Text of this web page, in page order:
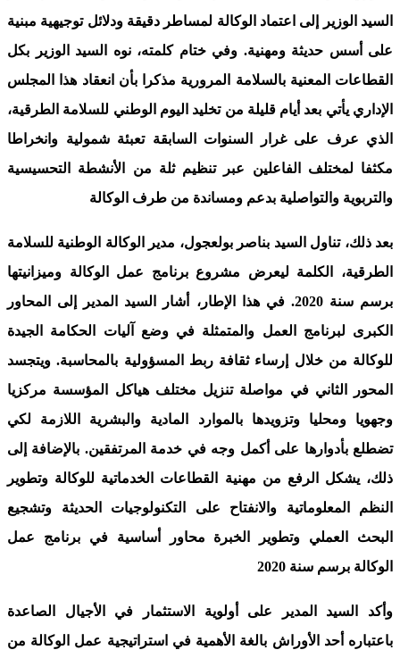
السيد الوزير إلى اعتماد الوكالة لمساطر دقيقة ودلائل توجيهية مبنية
على أسس حديثة ومهنية. وفي ختام كلمته، نوه السيد الوزير بكل
القطاعات المعنية بالسلامة المرورية مذكرا بأن انعقاد هذا المجلس
الإداري يأتي بعد أيام قليلة من تخليد اليوم الوطني للسلامة الطرقية،
الذي عرف على غرار السنوات السابقة تعبئة شمولية وانخراطا
مكثفا لمختلف الفاعلين عبر تنظيم ثلة من الأنشطة التحسيسية
والتربوية والتواصلية بدعم ومساندة من طرف الوكالة
بعد ذلك، تناول السيد بناصر بولعجول، مدير الوكالة الوطنية للسلامة
الطرقية، الكلمة ليعرض مشروع برنامج عمل الوكالة وميزانيتها
برسم سنة 2020. في هذا الإطار، أشار السيد المدير إلى المحاور
الكبرى لبرنامج العمل والمتمثلة في وضع آليات الحكامة الجيدة
للوكالة من خلال إرساء ثقافة ربط المسؤولية بالمحاسبة. ويتجسد
المحور الثاني في مواصلة تنزيل مختلف هياكل المؤسسة مركزيا
وجهويا ومحليا وتزويدها بالموارد المادية والبشرية اللازمة لكي
تضطلع بأدوارها على أكمل وجه في خدمة المرتفقين. بالإضافة إلى
ذلك، يشكل الرفع من مهنية القطاعات الخدماتية للوكالة وتطوير
النظم المعلوماتية والانفتاح على التكنولوجيات الحديثة وتشجيع
البحث العملي وتطوير الخبرة محاور أساسية في برنامج عمل
الوكالة برسم سنة 2020
وأكد السيد المدير على أولوية الاستثمار في الأجيال الصاعدة
باعتباره أحد الأوراش بالغة الأهمية في استراتيجية عمل الوكالة من